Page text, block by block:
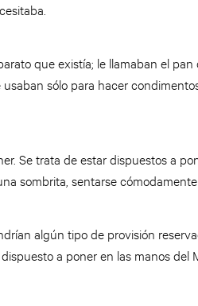
que existía; le llamaban el pan
sólo para hacer
Se trata de estar dispuestos a
sombrita, sentarse
algún tipo de provisión
a poner en las manos del